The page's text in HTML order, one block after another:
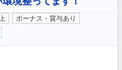
ボーナス・賞与あり